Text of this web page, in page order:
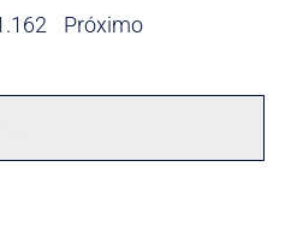
Próximo